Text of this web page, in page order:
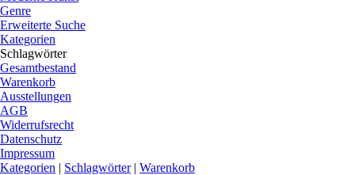
Genre
Erweiterte Suche
Kategorien
Schlagwörter
Gesamtbestand
Warenkorb
Ausstellungen
AGB
Widerrufsrecht
Datenschutz
Impressum
Kategorien | Schlagwörter| Warenkorb